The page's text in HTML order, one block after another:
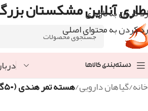
رد کردن به ناوبری
رد کردن به محتوای اصلی
آنلاین مشکستان
دسته‌بندی کالاها
خانه/گیاهان دارویی/هسته تمر هندی (۵۰گرم)